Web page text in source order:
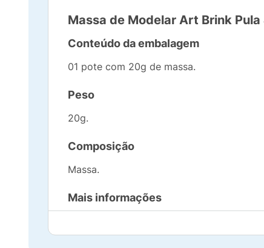
Massa de Modelar Art Brink
Conteúdo da embalagem
01 pote com 20g de massa.
Peso
20g.
Composição
Massa.
Mais informações